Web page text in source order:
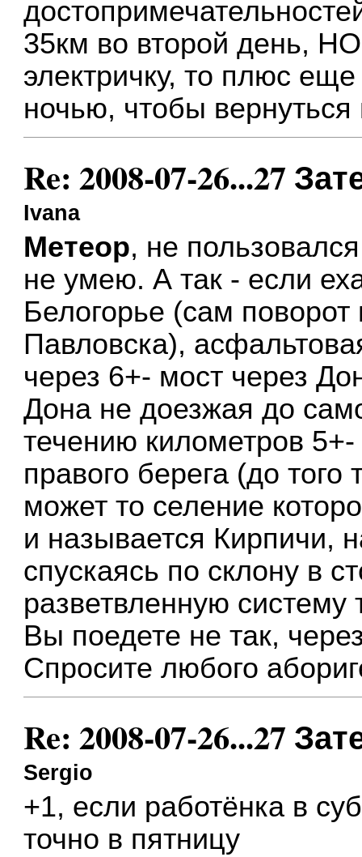
35км во второй день,
электричку, то плюс
ночью, чтобы
Re: 2008-07-26...27
Ivana
Метеор, не
не умею. А так - если
Белогорье (сам
Павловска),
через 6+- мост через
Дона не доезжая до
течению километров
правого берега (до
может то селение
и называется Кирпичи,
спускаясь по склону в
разветвленную
Вы поедете не так,
Спросите любого
Re: 2008-07-26...27
Sergio
+1, если работёнка в
точно в пятницу